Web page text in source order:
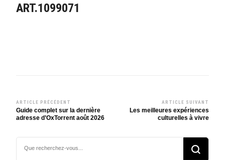
ART.1099071
Navigation
d’article
ARTICLE PRÉCÉDENT
Guide complet sur la dernière
adresse d’OxTorrent août 2026
ARTICLE SUIVANT
Les meilleures expériences
culturelles à vivre
recherchiez